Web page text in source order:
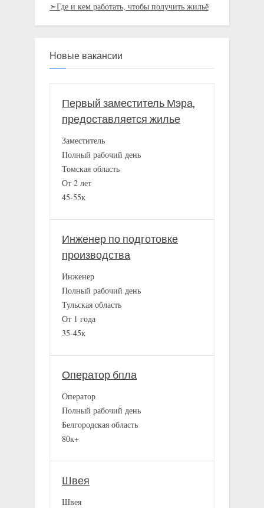
➣Где и кем работать, чтобы получить жильё
Новые вакансии
Первый заместитель Мэра,
предоставляется жилье
Заместитель
Полный рабочий день
Томская область
От 2 лет
45-55к
Инженер по подготовке
производства
Инженер
Полный рабочий день
Тульская область
От 1 года
35-45к
Оператор бпла
Оператор
Полный рабочий день
Белгородская область
80к+
Швея
Швея